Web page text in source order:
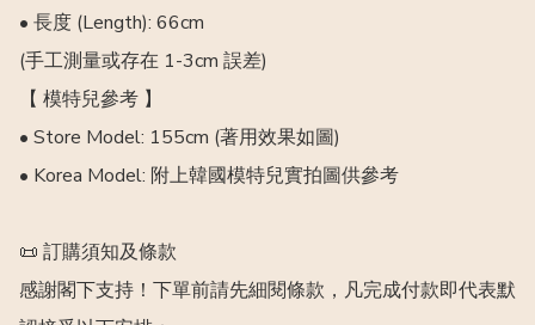
• 長度 (Length): 66cm
(手工測量或存在 1-3cm 誤差)
【 模特兒參考 】
• Store Model: 155cm (著用效果如圖)
• Korea Model: 附上韓國模特兒實拍圖供參考
📜 訂購須知及條款
感謝閣下支持！下單前請先細閱條款，凡完成付款即代表默